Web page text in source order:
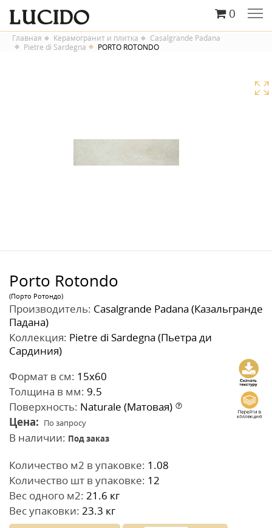
0
Главная Керамогранит и плитка
Casalgrande Padana
Pietre di Sardegna
PORTO ROTONDO
Porto Rotondo
(Порто Ротондо)
Производитель: Casalgrande Padana (Казальгранде
Падана)
Коллекция: Pietre di Sardegna (Пьетра ди
Сардиния)
Формат в см: 15x60
Толщина в мм: 9.5
Поверхность: Naturale (Матовая)
Цена: По запросу
В наличии: Под заказ
Количество м2 в упаковке: 1.08
Количество шт в упаковке: 12
Вес одного м2: 21.6 кг
Вес упаковки: 23.3 кг